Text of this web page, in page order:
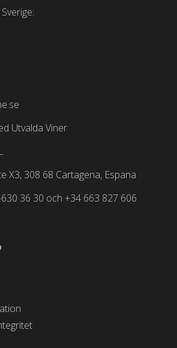
Utvalda Viner
X3, 308 68 Cartagena, Espana
36 30 och +34 663 827 606